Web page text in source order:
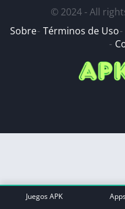
© 2024 - All
Sobre Términos de Uso
Juegos APK